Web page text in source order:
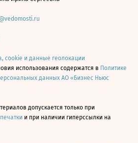
cookie и данные геолокации
использования содержатся в Политике
данных АО «Бизнес Ньюс
допускается только при
и при наличии гиперссылки на